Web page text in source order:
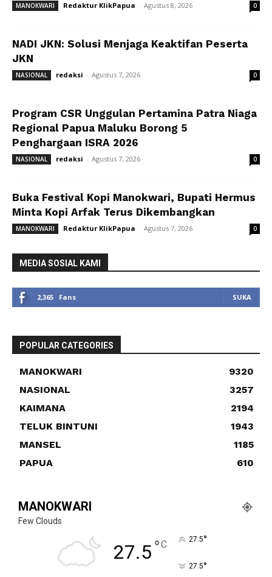
MANOKWARI Redaktur KlikPapua - Agustus 8, 2026 0
NADI JKN: Solusi Menjaga Keaktifan Peserta
JKN
NASIONAL redaksi - Agustus 7, 2026 0
Program CSR Unggulan Pertamina Patra Niaga
Regional Papua Maluku Borong 5
Penghargaan ISRA 2026
NASIONAL redaksi - Agustus 7, 2026 0
Buka Festival Kopi Manokwari, Bupati Hermus
Minta Kopi Arfak Terus Dikembangkan
MANOKWARI Redaktur KlikPapua - Agustus 7, 2026 0
MEDIA SOSIAL KAMI
2,365 Fans SUKA
POPULAR CATEGORIES
MANOKWARI
9320
NASIONAL
3257
KAIMANA
2194
TELUK BINTUNI
1943
MANSEL
1185
PAPUA
610
MANOKWARI
Few Clouds
27.5°C 27.5°
27.5°